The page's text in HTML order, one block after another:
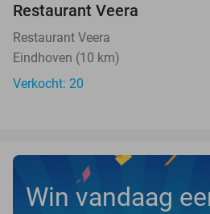
TODAY
Restaurant Veera
Restaurant Veera
Eindhoven (10 km)
Verkocht: 20
Win vandaag